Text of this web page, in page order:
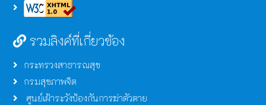
รวมลิงค์ที่เกี่ยวข้อง
กระทรวงสาธารณสุข
กรมสุขภาพจิต
ศูนย์เฝ้าระวังป้องกันการฆ่าตัวตาย